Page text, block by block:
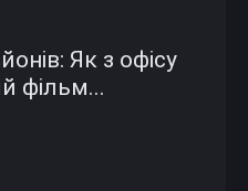
Як з офісу
фільм...